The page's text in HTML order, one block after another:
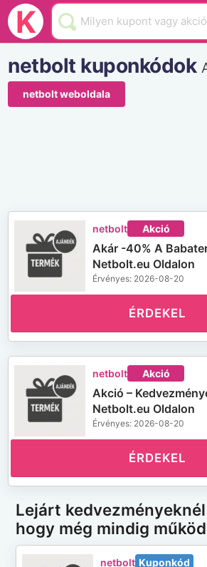
K
Black Friday
Hamarosan lejár
Üzletek
Blog
netbolt kuponkódok
netbolt weboldala
netbolt Akció
Akár -40% A
Netbolt.eu Oldalon
Érvényes: 2026-08-20
ÉRDEKEL
netbolt Akció
Akció –
Netbolt.eu Oldalon
Érvényes: 2026-08-20
ÉRDEKEL
Lejárt
hogy még mindig
netbolt Kuponkód